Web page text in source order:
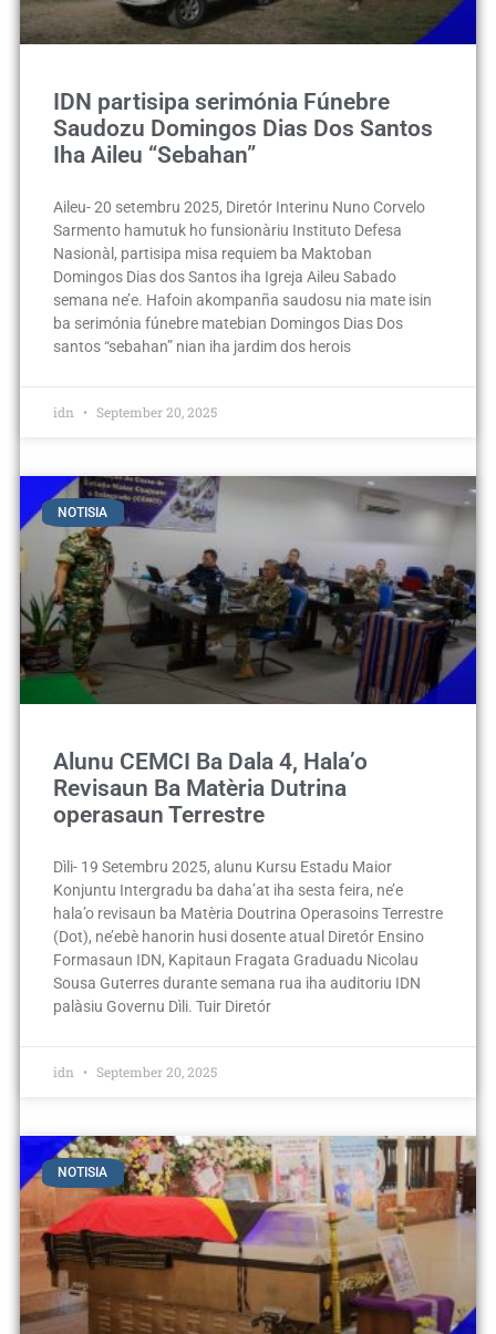
IDN partisipa serimónia Fúnebre
Saudozu Domingos Dias Dos Santos
Iha Aileu “Sebahan”
Aileu- 20 setembru 2025, Diretór Interinu Nuno Corvelo
Sarmento hamutuk ho funsionàriu Instituto Defesa
Nasionàl, partisipa misa requiem ba Maktoban
Domingos Dias dos Santos iha Igreja Aileu Sabado
semana ne’e. Hafoin akompanña saudosu nia mate isin
ba serimónia fúnebre matebian Domingos Dias Dos
santos “sebahan” nian iha jardim dos herois
idn September 20, 2025
NOTISIA
Alunu CEMCI Ba Dala 4, Hala’o
Revisaun Ba Matèria Dutrina
operasaun Terrestre
Dìli- 19 Setembru 2025, alunu Kursu Estadu Maior
Konjuntu Intergradu ba daha’at iha sesta feira, ne’e
hala’o revisaun ba Matèria Doutrina Operasoins Terrestre
(Dot), ne’ebè hanorin husi dosente atual Diretór Ensino
Formasaun IDN, Kapitaun Fragata Graduadu Nicolau
Sousa Guterres durante semana rua iha auditoriu IDN
palàsiu Governu Dìli. Tuir Diretór
idn September 20, 2025
NOTISIA